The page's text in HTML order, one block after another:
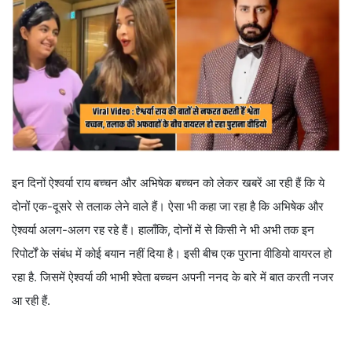
इन दिनों ऐश्वर्या राय बच्चन और अभिषेक बच्चन को लेकर खबरें आ रही हैं कि ये
दोनों एक-दूसरे से तलाक लेने वाले हैं। ऐसा भी कहा जा रहा है कि अभिषेक और
ऐश्वर्या अलग-अलग रह रहे हैं। हालाँकि, दोनों में से किसी ने भी अभी तक इन
रिपोर्टों के संबंध में कोई बयान नहीं दिया है। इसी बीच एक पुराना वीडियो वायरल हो
रहा है. जिसमें ऐश्वर्या की भाभी श्वेता बच्चन अपनी ननद के बारे में बात करती नजर
आ रही हैं.